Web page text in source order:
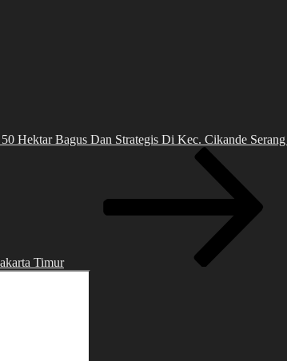
Hektar Bagus Dan Strategis Di Kec. Cikande
Timur